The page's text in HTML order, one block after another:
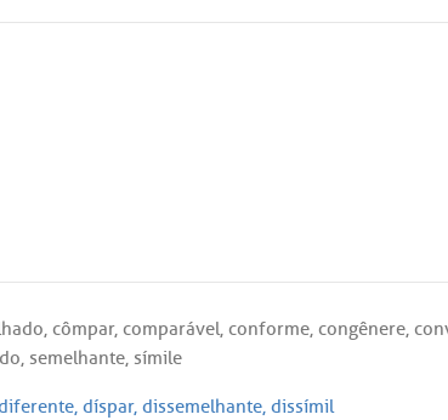
, cômpar, comparável, conforme, congênere,
, semelhante, símile
, díspar, dissemelhante, dissímil